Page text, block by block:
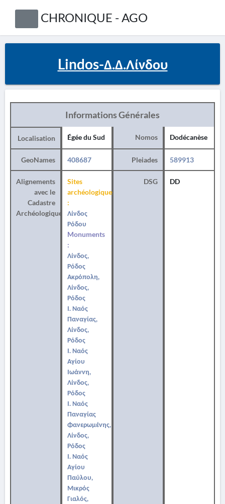
CHRONIQUE - AGO
Lindos-Δ.Δ.Λίνδου
Informations Générales
Localisation Égée du Sud Nomos Dodécanèse
GeoNames 408687 Pleiades 589913
Alignements
avec le
Cadastre
Archéologique
Sites
archéologiques
:
Λίνδος
Ρόδου
Monuments
:
Λίνδος,
Ρόδος
Ακρόπολη,
Λίνδος,
Ρόδος
Ι. Ναός
Παναγίας,
Λίνδος,
Ρόδος
Ι. Ναός
Αγίου
Ιωάννη,
Λίνδος,
Ρόδος
Ι. Ναός
Παναγίας
Φανερωμένης,
Λίνδος,
Ρόδος
Ι. Ναός
Αγίου
Παύλου,
Μικρός
Γιαλός,
DSG DD